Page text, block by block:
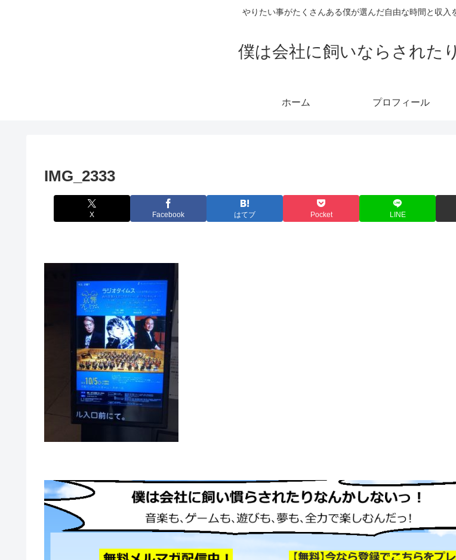
やりたい事がたくさんある僕が選んだ自由な時間と収入
僕は会社に飼いならされた
ホーム プロフィール
IMG_2333
X Facebook はてブ Pocket LINE